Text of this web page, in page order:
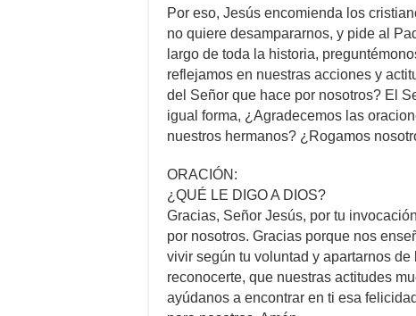
Por eso, Jesús encomienda los
no quiere desampararnos, y pide al
largo de toda la historia,
reflejamos en nuestras acciones y
del Señor que hace por nosotros? El
igual forma, ¿Agradecemos las
nuestros hermanos? ¿Rogamos
ORACIÓN:
¿QUÉ LE DIGO A DIOS?
Gracias, Señor Jesús, por tu
por nosotros. Gracias porque nos
vivir según tu voluntad y apartarnos
reconocerte, que nuestras actitudes
ayúdanos a encontrar en ti esa